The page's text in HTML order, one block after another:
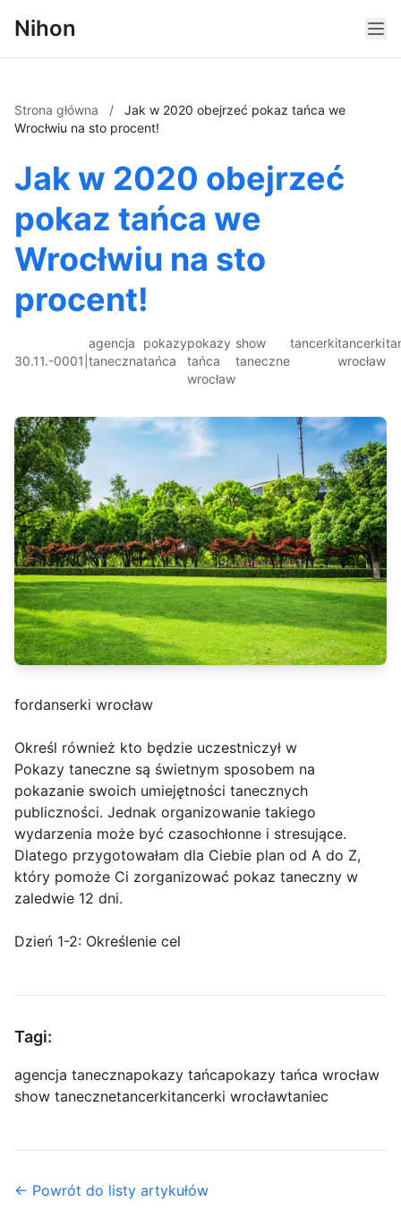
Nihon
Strona główna /
Jak w 2020 obejrzeć pokaz tańca we
Wrocłwiu na sto procent!
Jak w 2020 obejrzeć
pokaz tańca we
Wrocłwiu na sto
procent!
30.11.-0001
agencja
taneczna
pokazy
tańca
pokazy
tańca
wrocław
show
taneczne
tancerkitancerki
wrocław
fordanserki wrocław
Określ również kto będzie uczestniczył w
Pokazy taneczne są świetnym sposobem na
pokazanie swoich umiejętności tanecznych
publiczności. Jednak organizowanie takiego
wydarzenia może być czasochłonne i stresujące.
Dlatego przygotowałam dla Ciebie plan od A do Z,
który pomoże Ci zorganizować pokaz taneczny w
zaledwie 12 dni.
Dzień 1-2: Określenie cel
Tagi:
agencja tanecznapokazy tańcapokazy tańca wrocław
show tanecznetancerkitancerki wrocławtaniec
← Powrót do listy artykułów